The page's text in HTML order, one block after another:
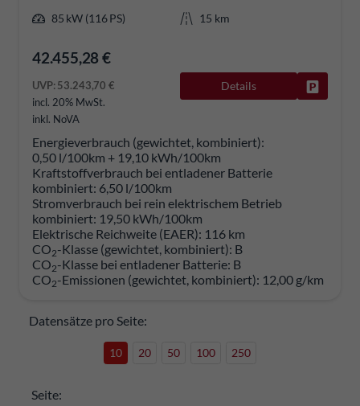
85 kW (116 PS)
15 km
42.455,28 €
UVP:53.243,70 €
incl. 20% MwSt.
inkl. NoVA
Details
Energieverbrauch (gewichtet, kombiniert):
0,50 l/100km + 19,10 kWh/100km
Kraftstoffverbrauch bei entladener Batterie
kombiniert: 6,50 l/100km
Stromverbrauch bei rein elektrischem Betrieb
kombiniert: 19,50 kWh/100km
Elektrische Reichweite (EAER): 116 km
CO2-Klasse (gewichtet, kombiniert): B
CO2-Klasse bei entladener Batterie: B
CO2-Emissionen (gewichtet, kombiniert): 12,00 g/km
Datensätze pro Seite:
10 20 50 100 250
Seite: